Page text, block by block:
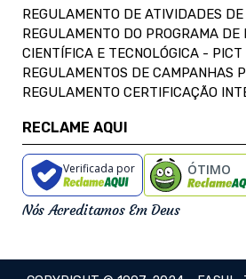
REGULAMENTO DE ATIVIDADES
REGULAMENTO DO PROGRAMA DE
CIENTÍFICA E TECNOLÓGICA - PICT
REGULAMENTOS DE CAMPANHAS
REGULAMENTO CERTIFICAÇÃO
RECLAME AQUI
Verificada por ÓTIMO
Nós Acreditamos Em Deus